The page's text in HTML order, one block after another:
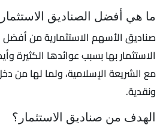
ما هي أفضل الصناديق
صناديق الأسهم الاستثمارية من
الاستثمار بها بسبب عوائدها الكثيرة
مع الشريعة الإسلامية، ولما لها من
ونقدية.
الهدف من صناديق الاستثمار؟